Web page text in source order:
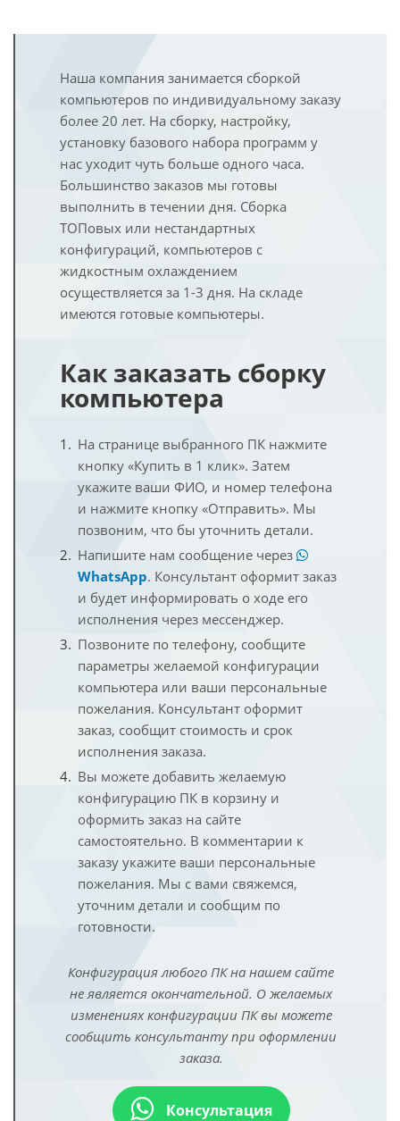
Наша компания занимается сборкой
компьютеров по индивидуальному заказу
более 20 лет. На сборку, настройку,
установку базового набора программ у
нас уходит чуть больше одного часа.
Большинство заказов мы готовы
выполнить в течении дня. Сборка
ТОПовых или нестандартных
конфигураций, компьютеров с
жидкостным охлаждением
осуществляется за 1-3 дня. На складе
имеются готовые компьютеры.
Как заказать сборку
компьютера
На странице выбранного ПК нажмите
кнопку «Купить в 1 клик». Затем
укажите ваши ФИО, и номер телефона
и нажмите кнопку «Отправить». Мы
позвоним, что бы уточнить детали.
Напишите нам сообщение через
WhatsApp. Консультант оформит заказ
и будет информировать о ходе его
исполнения через мессенджер.
Позвоните по телефону, сообщите
параметры желаемой конфигурации
компьютера или ваши персональные
пожелания. Консультант оформит
заказ, сообщит стоимость и срок
исполнения заказа.
Вы можете добавить желаемую
конфигурацию ПК в корзину и
оформить заказ на сайте
самостоятельно. В комментарии к
заказу укажите ваши персональные
пожелания. Мы с вами свяжемся,
уточним детали и сообщим по
готовности.
Конфигурация любого ПК на нашем сайте
не является окончательной. О желаемых
изменениях конфигурации ПК вы можете
сообщить консультанту при оформлении
заказа.
Консультация